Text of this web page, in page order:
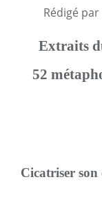
Rédigé
Extraits
52
Cicatriser